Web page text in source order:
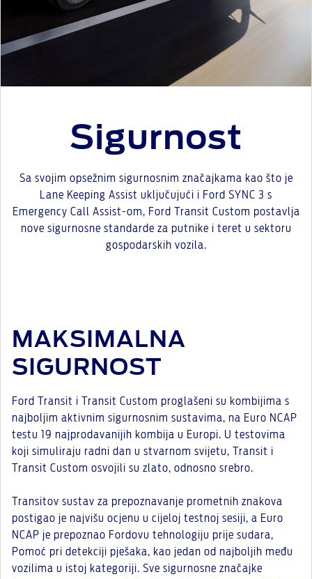
Sigurnost
Sa svojim opsežnim sigurnosnim značajkama kao što je
Lane Keeping Assist uključujući i Ford SYNC 3 s
Emergency Call Assist-om, Ford Transit Custom postavlja
nove sigurnosne standarde za putnike i teret u sektoru
gospodarskih vozila.
MAKSIMALNA
SIGURNOST
Ford Transit i Transit Custom proglašeni su kombijima s
najboljim aktivnim sigurnosnim sustavima, na Euro NCAP
testu 19 najprodavanijih kombija u Europi. U testovima
koji simuliraju radni dan u stvarnom svijetu, Transit i
Transit Custom osvojili su zlato, odnosno srebro.
Transitov sustav za prepoznavanje prometnih znakova
postigao je najvišu ocjenu u cijeloj testnoj sesiji, a Euro
NCAP je prepoznao Fordovu tehnologiju prije sudara,
Pomoć pri detekciji pješaka, kao jedan od najboljih među
vozilima u istoj kategoriji. Sve sigurnosne značajke